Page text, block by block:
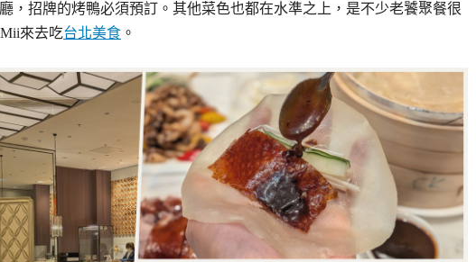
，招牌的烤鴨必須預訂。其他菜色也都在水準之上，是不少老饕聚餐很
來去吃台北美食 。